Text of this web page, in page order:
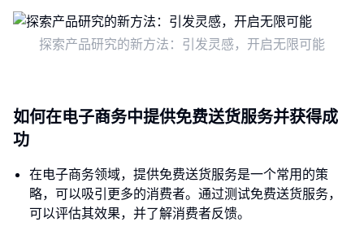
探索产品研究的新方法：引发灵感，开启无限可能
如何在电子商务中提供免费送货服务并获得成
功
在电子商务领域，提供免费送货服务是一个常用的策
略，可以吸引更多的消费者。通过测试免费送货服务，
可以评估其效果，并了解消费者反馈。